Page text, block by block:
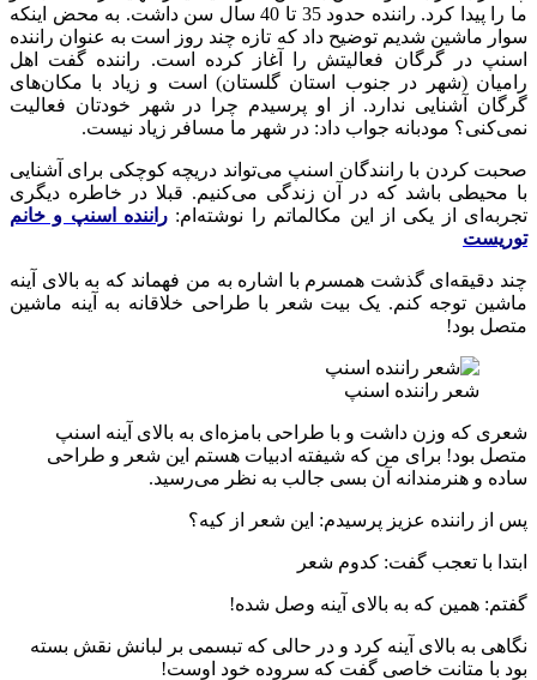
ما را پیدا کرد. راننده حدود 35 تا 40 سال سن داشت. به محض اینکه
سوار ماشین شدیم توضیح داد که تازه چند روز است به عنوان راننده
اسنپ در گرگان فعالیتش را آغاز کرده است. راننده گفت اهل
رامیان (شهر در جنوب استان گلستان) است و زیاد با مکان‌های
گرگان آشنایی ندارد. از او پرسیدم چرا در شهر خودتان فعالیت
نمی‌کنی؟ مودبانه جواب داد: در شهر ما مسافر زیاد نیست.
صحبت کردن با رانندگان اسنپ می‌تواند دریچه کوچکی برای آشنایی
با محیطی باشد که در آن زندگی می‌کنیم. قبلا در خاطره دیگری
تجربه‌ای از یکی از این مکالماتم را نوشته‌ام: راننده اسنپ و خانم
توریست
چند دقیقه‌ای گذشت همسرم با اشاره به من فهماند که به بالای آینه
ماشین توجه کنم. یک بیت شعر با طراحی خلاقانه به آینه ماشین
متصل بود!
شعر راننده اسنپ
شعری که وزن داشت و با طراحی بامزه‌ای به بالای آینه اسنپ
متصل بود! برای من که شیفته ادبیات هستم این شعر و طراحی
ساده و هنرمندانه آن بسی جالب به نظر می‌رسید.
پس از راننده عزیز پرسیدم: این شعر از کیه؟
ابتدا با تعجب گفت: کدوم شعر
گفتم: همین که به بالای آینه وصل شده!
نگاهی به بالای آینه کرد و در حالی که تبسمی بر لبانش نقش بسته
بود با متانت خاصی گفت که سروده خود اوست!